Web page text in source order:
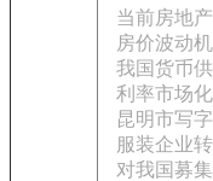
当前房地
房价波动
我国货币
利率市场
昆明市写
服装企业
对我国募